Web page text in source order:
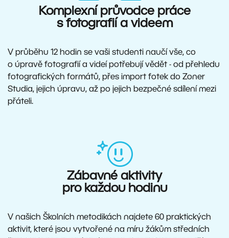
Komplexní průvodce práce
s fotografií a videem
V průběhu 12 hodin se vaši studenti naučí vše, co
o úpravě fotografií a videí potřebují vědět - od přehledu
fotografických formátů, přes import fotek do Zoner
Studia, jejich úpravu, až po jejich bezpečné sdílení mezi
přáteli.
Zábavné aktivity
pro každou hodinu
V našich Školních metodikách najdete 60 praktických
aktivit, které jsou vytvořené na míru žákům středních